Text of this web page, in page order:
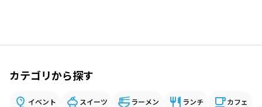
カテゴリから探す
イベント スイーツ ラーメン ランチ カフェ